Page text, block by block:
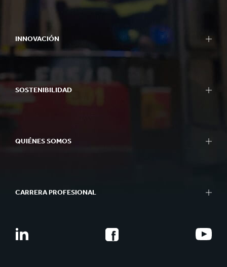
INNOVACIÓN
SOSTENIBILIDAD
QUIÉNES SOMOS
CARRERA PROFESIONAL